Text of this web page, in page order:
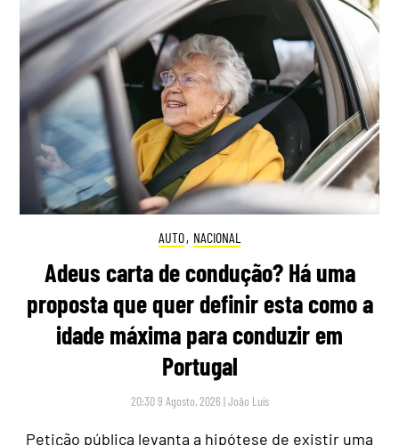
AUTO, NACIONAL
Adeus carta de condução? Há uma
proposta que quer definir esta como a
idade máxima para conduzir em
Portugal
20:30 9 Agosto, 2026 |João Luís
Petição pública levanta a hipótese de existir uma